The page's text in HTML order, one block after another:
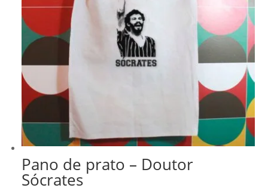
Pano de prato – Doutor
Sócrates